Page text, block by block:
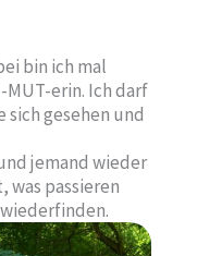
bin ich mal
erin. Ich darf
gesehen und
jemand wieder
was passieren